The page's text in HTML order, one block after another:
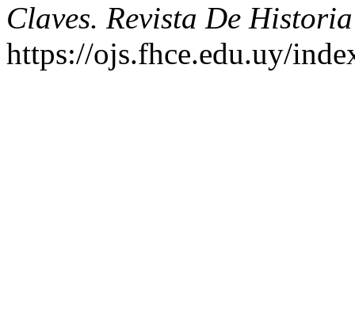
Claves. Revista De Historia
https://ojs.fhce.edu.uy/